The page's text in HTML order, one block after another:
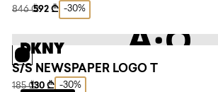
846 ₾592 ₾ -30%
S/S NEWSPAPER LOGO T
185 ₾130 ₾ -30%